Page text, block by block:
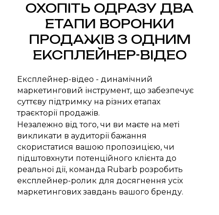
ОХОПІТЬ ОДРАЗУ ДВА
ЕТАПИ ВОРОНКИ
ПРОДАЖІВ З ОДНИМ
ЕКСПЛЕЙНЕР-ВІДЕО
Експлейнер-відео - динамічний
маркетинговий інструмент, що забезпечує
суттєву підтримку на різних етапах
траєкторії продажів.
Незалежно від того, чи ви маєте на меті
викликати в аудиторії бажання
скористатися вашою пропозицією, чи
підштовхнути потенційного клієнта до
реальної дії, команда Rubarb розробить
експлейнер-ролик для досягнення усіх
маркетингових завдань вашого бренду.
персонажів. Вона
створює героїв
брендів, які
змушують
глядачів
буквально
закохуватися в
них.
Middle Illustrator.
Створила більше
20 персонажів
для брендів.